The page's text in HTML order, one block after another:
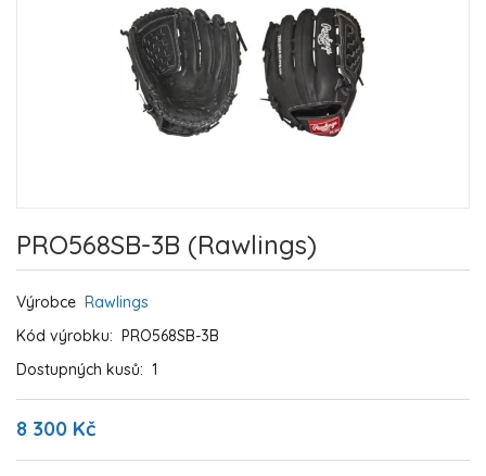
PRO568SB-3B (Rawlings)
Výrobce Rawlings
Kód výrobku: PRO568SB-3B
Dostupných kusů: 1
8 300 Kč